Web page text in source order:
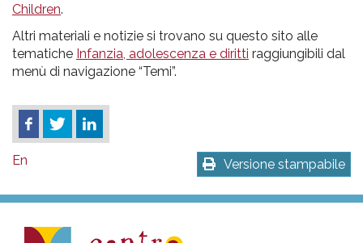
Children.
Altri materiali e notizie si trovano su questo sito alle
tematiche Infanzia, adolescenza e diritti raggiungibili dal
menù di navigazione “Temi”.
Versione stampabile
En